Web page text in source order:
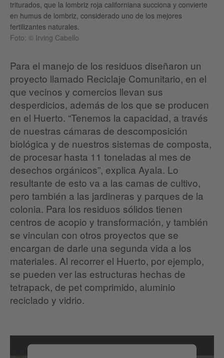
triturados, que la lombriz roja californiana succiona y convierte
en humus de lombriz, considerado uno de los mejores
fertilizantes naturales.
Foto: © Irving Cabello
Para el manejo de los residuos diseñaron un
proyecto llamado Reciclaje Comunitario, en el
que vecinos y comercios llevan sus
desperdicios, además de los que se producen
en el Huerto. “Tenemos la capacidad, a través
de nuestras cámaras de descomposición
biológica y de nuestros sistemas de composta,
de procesar hasta 11 toneladas al mes de
desechos orgánicos”, explica Ayala. Lo
resultante de esto va a las camas de cultivo,
pero también a las jardineras y parques de la
colonia. Para los residuos sólidos tienen
centros de acopio y transformación, y también
se vinculan con otros proyectos que se
encargan de darle una segunda vida a los
materiales. Al recorrer el Huerto, por ejemplo,
se pueden ver las estructuras hechas de
tetrapack, de pet comprimido, aluminio
reciclado y vidrio.